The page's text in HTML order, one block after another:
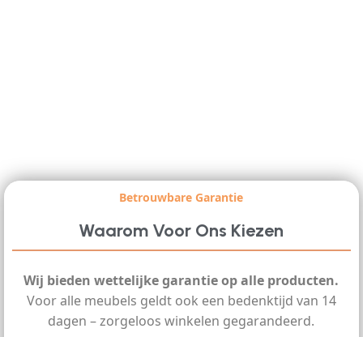
Betrouwbare Garantie
Waarom Voor Ons Kiezen
Wij bieden wettelijke garantie op alle producten.
Voor alle meubels geldt ook een bedenktijd van 14
dagen – zorgeloos winkelen gegarandeerd.